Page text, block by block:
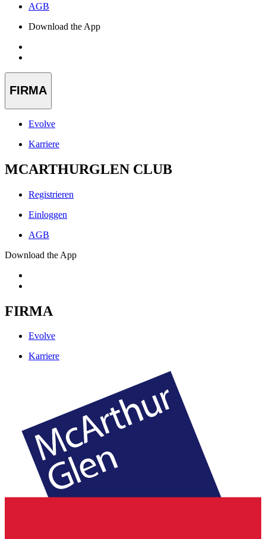
AGB
Download the App
FIRMA
Evolve
Karriere
MCARTHURGLEN CLUB
Registrieren
Einloggen
AGB
Download the App
FIRMA
Evolve
Karriere